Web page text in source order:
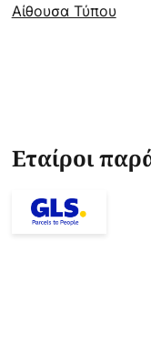
Αίθουσα Τύπου
Εταίροι